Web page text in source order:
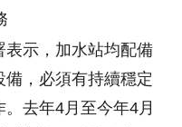
示，加水站均配備
，必須有持續穩定
去年4月至今年4月